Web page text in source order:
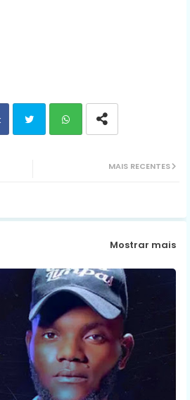
ap
MAIS RECENTES
Mostrar mais